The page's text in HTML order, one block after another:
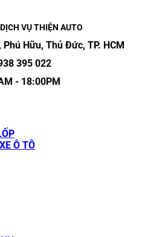
VỤ THIỆN AUTO
Hữu, Thủ Đức, TP. HCM
395 022
- 18:00PM
Ô TÔ